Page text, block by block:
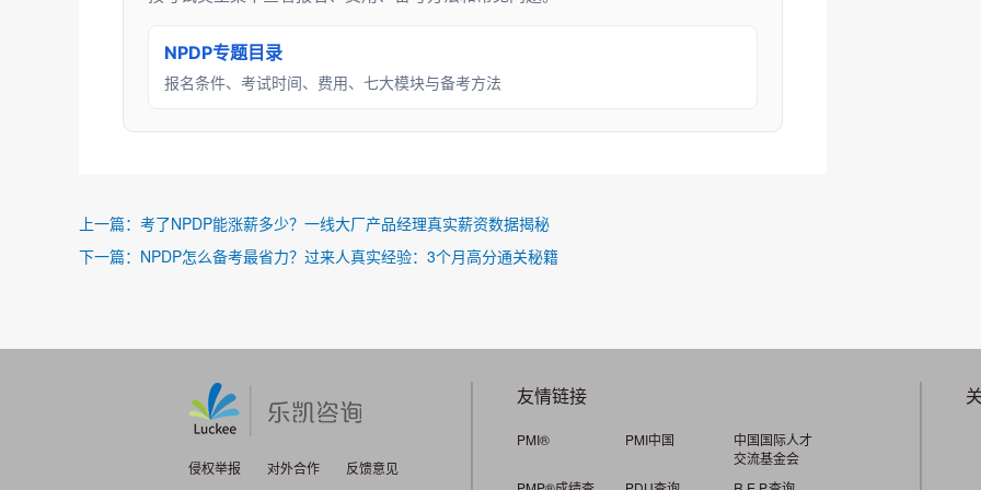
NPDP专题目录
报名条件、考试时间、费用、七大模块与备考方法
上一篇： 考了NPDP能涨薪多少？一线大厂产品经理真实薪资数据揭秘
下一篇： NPDP怎么备考最省力？过来人真实经验：3个月高分通关秘籍
侵权举报 对外合作
反馈意见
友情链接
PMI® PMI中国
中国国际人才
交流基金会